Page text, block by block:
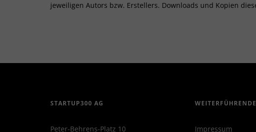
jeweiligen Autors bzw. Erstellers. Downloads und Kopien
STARTUP300 AG
Peter-Behrens-Platz 10
Impressum